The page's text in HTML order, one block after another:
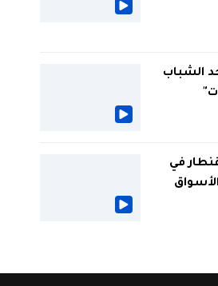
الشباب
بمردودية فاقت 600 قنطار في